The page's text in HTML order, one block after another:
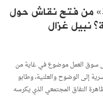
من فتح نقاش حول
نبيل غزال
سوق العمل موضوع في غاية من
إلى الوضوح والعلنية، وطابو
النفاق المجتمعي الذي يكرسه